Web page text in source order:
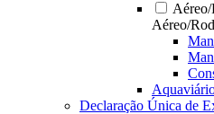
Aéreo/
Declaração Única de